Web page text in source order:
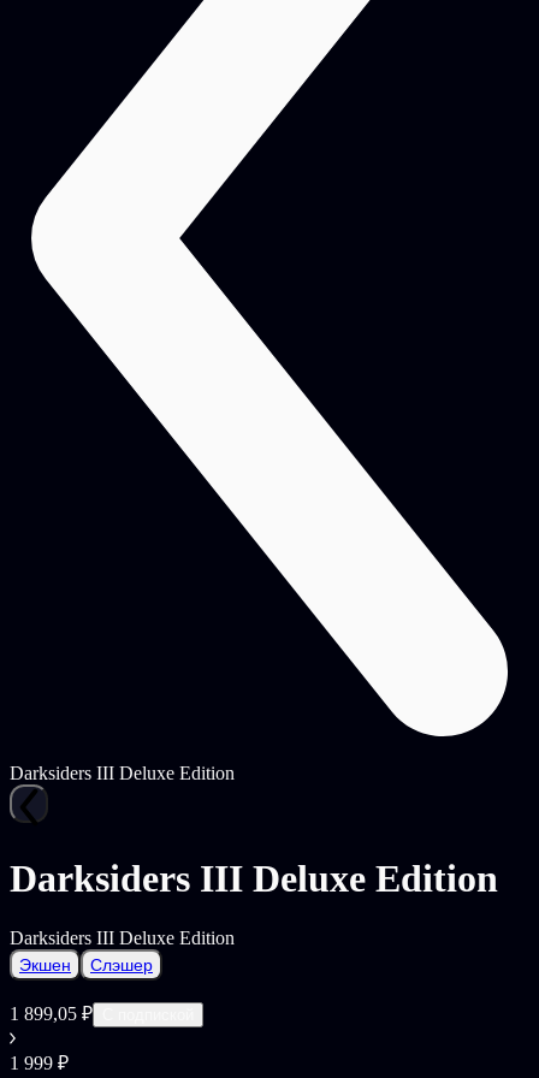
Darksiders III Deluxe Edition
Darksiders III Deluxe Edition
Darksiders III Deluxe Edition
Экшен Слэшер
1 899,05 ₽
1 999 ₽